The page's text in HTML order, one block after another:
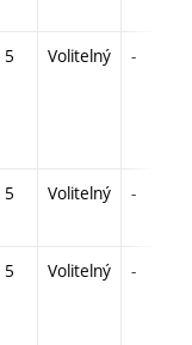
5 Volitelný -
5 Volitelný -
5 Volitelný -